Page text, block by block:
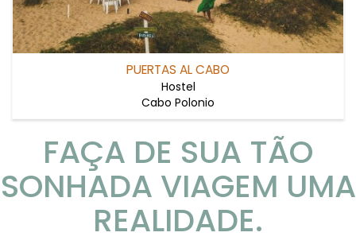
PUERTAS AL CABO
Hostel
Cabo Polonio
FAÇA DE SUA TÃO
SONHADA VIAGEM UMA
REALIDADE.